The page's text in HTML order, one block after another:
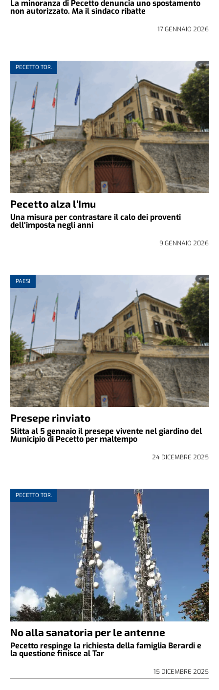
La minoranza di Pecetto denuncia uno spostamento
non autorizzato. Ma il sindaco ribatte
17 GENNAIO 2026
PECETTO TOR.
Pecetto alza l’Imu
Una misura per contrastare il calo dei proventi
dell’imposta negli anni
9 GENNAIO 2026
PAESI
Presepe rinviato
Slitta al 5 gennaio il presepe vivente nel giardino del
Municipio di Pecetto per maltempo
24 DICEMBRE 2025
PECETTO TOR.
No alla sanatoria per le antenne
Pecetto respinge la richiesta della famiglia Berardi e
la questione finisce al Tar
15 DICEMBRE 2025